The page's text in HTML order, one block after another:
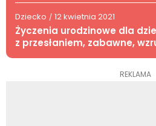
Dziecko / 12 kwietnia 2021
Życzenia urodzinowe dla
z przesłaniem, zabawne,
REKLAMA